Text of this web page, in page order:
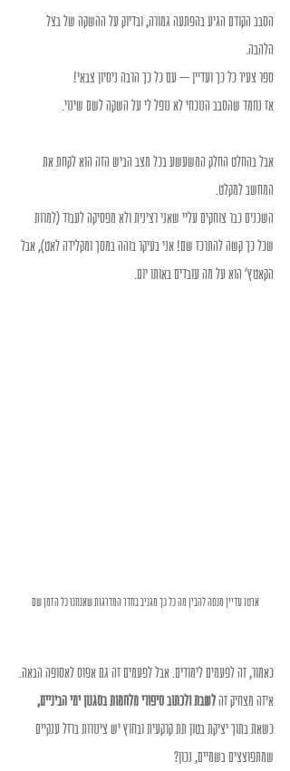
הסבב הקודם הגיע בהפתעה גמורה, ובדיוק על ההשקה של בצל
הלהבה.
ספר צעיר כל כך ועדיין – עם כל כך הרבה ניסיון צבאי!
אז נחמד שהסבב הנוכחי לא נופל לי על השקה לשם שינוי.
אבל בהחלט החלק המשעשע בכל מצב הביש הזה הוא לקחת את
המחשב למקלט.
השכנים כבר צוחקים עליי שאני רצינית ולא מפסיקה לעבוד (למרות
שכל כך קשה להתרכז שם! אני בעיקר בוהה במסך ומקלידה לאט), אבל
הקאטץ' הוא על מה עובדים באותו יום.
ארטו עדיין מנסה להבין מה כל כך מגניב בחדר המדרגות שאנחנו כל הזמן שם
כאמור, זה לפעמים לימודים. אבל לפעמים זה גם אפוס לאסופה הבאה.
איזה מצחיק זה לשבת ולכתוב סיפורי מלחמות בסגנון ימי הביניים,
כשאת בתוך יציקת בטון תת קרקעית ובחוץ יש צינורות ברזל ענקיים
שמתפוצצים בשמיים, נכון?